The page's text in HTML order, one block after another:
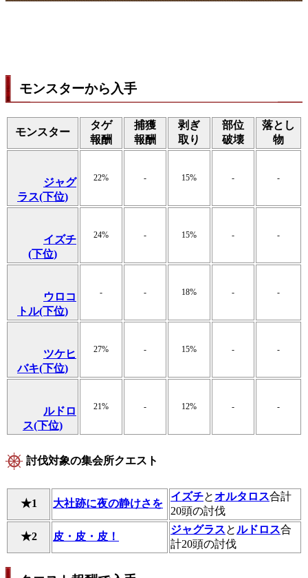
モンスターから入手
モンスター
タゲ
報酬
捕獲
報酬
剥ぎ
取り
部位
破壊
落とし
物
ジャグ
ラス(下位)
22% - 15% - -
イズチ
(下位)
24% - 15% - -
ウロコ
トル(下位)
- - 18% - -
ツケヒ
バキ(下位)
27% - 15% - -
ルドロ
ス(下位)
21% - 12% - -
討伐対象の集会所クエスト
★1 大社跡に夜の静けさを
イズチとオルタロス合計
20頭の討伐
★2 皮・皮・皮！
ジャグラスと ルドロス合
計20頭の討伐